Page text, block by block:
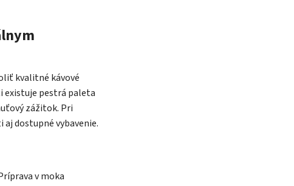
kvalitné kávové
existuje pestrá paleta
zážitok. Pri
dostupné vybavenie.
v moka